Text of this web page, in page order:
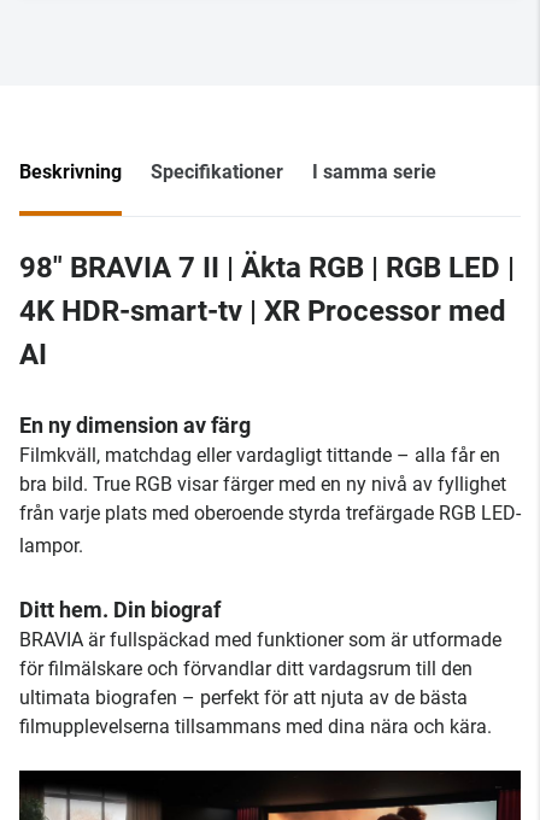
Beskrivning Specifikationer I samma serie
98" BRAVIA 7 II | Äkta RGB | RGB LED |
4K HDR-smart-tv | XR Processor med
AI
En ny dimension av färg
Filmkväll, matchdag eller vardagligt tittande – alla får en
bra bild. True RGB visar färger med en ny nivå av fyllighet
från varje plats med oberoende styrda trefärgade RGB LED-
lampor.
Ditt hem. Din biograf
BRAVIA är fullspäckad med funktioner som är utformade
för filmälskare och förvandlar ditt vardagsrum till den
ultimata biografen – perfekt för att njuta av de bästa
filmupplevelserna tillsammans med dina nära och kära.